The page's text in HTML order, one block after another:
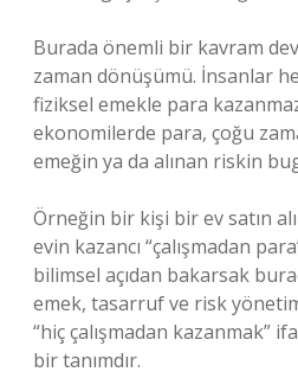
Burada önemli bir kavram
zaman dönüşümü. İnsanlar
fiziksel emekle para
ekonomilerde para, çoğu
emeğin ya da alınan riskin
Örneğin bir kişi bir ev satın
evin kazancı “çalışmadan
bilimsel açıdan bakarsak
emek, tasarruf ve risk
“hiç çalışmadan kazanmak”
bir tanımdır.